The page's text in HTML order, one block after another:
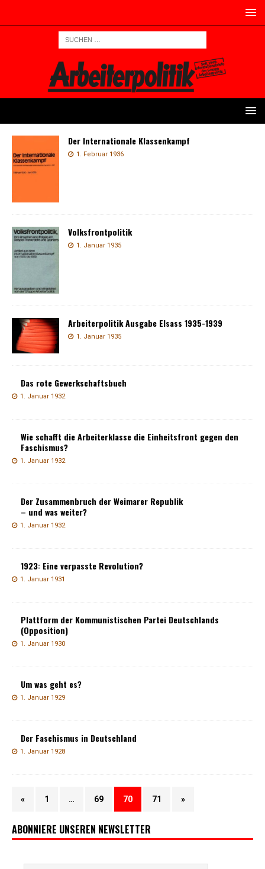
Der Internationale Klassenkampf
1. Februar 1936
Volksfrontpolitik
1. Januar 1935
Arbeiterpolitik Ausgabe Elsass 1935-1939
1. Januar 1935
Das rote Gewerkschaftsbuch
1. Januar 1932
Wie schafft die Arbeiterklasse die Einheitsfront gegen den
Faschismus?
1. Januar 1932
Der Zusammenbruch der Weimarer Republik
– und was weiter?
1. Januar 1932
1923: Eine verpasste Revolution?
1. Januar 1931
Plattform der Kommunistischen Partei Deutschlands
(Opposition)
1. Januar 1930
Um was geht es?
1. Januar 1929
Der Faschismus in Deutschland
1. Januar 1928
« 1 … 69 70 71 »
ABONNIERE UNSEREN NEWSLETTER